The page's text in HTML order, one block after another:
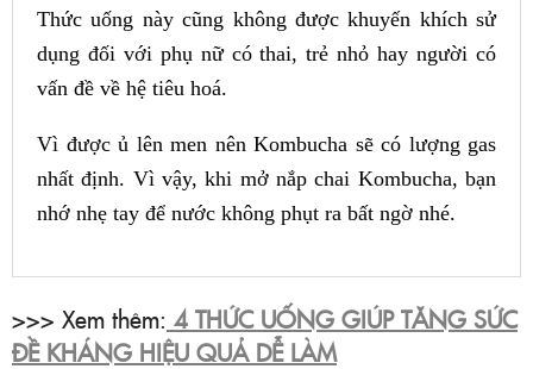
Thức uống này cũng không được khuyến khích sử
dụng đối với phụ nữ có thai, trẻ nhỏ hay người có
vấn đề về hệ tiêu hoá.
Vì được ủ lên men nên Kombucha sẽ có lượng gas
nhất định. Vì vậy, khi mở nắp chai Kombucha, bạn
nhớ nhẹ tay để nước không phụt ra bất ngờ nhé.
>>> Xem thêm: 4 THỨC UỐNG GIÚP TĂNG SỨC
ĐỀ KHÁNG HIỆU QUẢ DỄ LÀM